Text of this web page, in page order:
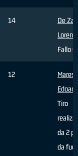
14
De
Fallo
12
Tiro
da 2
da